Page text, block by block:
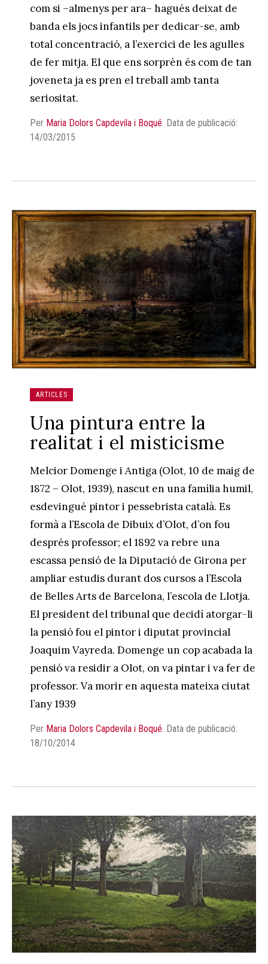
com si –almenys per ara– hagués deixat de
banda els jocs infantils per dedicar-se, amb
total concentració, a l’exercici de les agulles
de fer mitja. El que ens sorprèn és com de tan
joveneta ja es pren el treball amb tanta
seriositat.
Per Maria Dolors Capdevila i Boqué Data de publicació:
14/03/2015
ARTICLES
Una pintura entre la
realitat i el misticisme
Melcior Domenge i Antiga (Olot, 10 de maig de
1872 – Olot, 1939), nascut en una família humil,
esdevingué pintor i pessebrista català. Es
formà a l’Escola de Dibuix d’Olot, d’on fou
després professor; el 1892 va rebre una
escassa pensió de la Diputació de Girona per
ampliar estudis durant dos cursos a l’Escola
de Belles Arts de Barcelona, l’escola de Llotja.
El president del tribunal que decidí atorgar-li
la pensió fou el pintor i diputat provincial
Joaquim Vayreda. Domenge un cop acabada la
pensió va residir a Olot, on va pintar i va fer de
professor. Va morir en aquesta mateixa ciutat
l’any 1939
Per Maria Dolors Capdevila i Boqué. Data de publicació:
18/10/2014